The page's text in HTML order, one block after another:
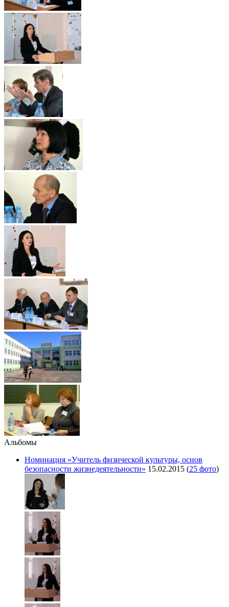
Альбомы
Номинация «Учитель физической культуры, основ
безопасности жизнедеятельности» 15.02.2015 (25 фото)